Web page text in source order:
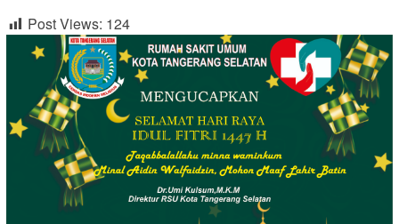
Post Views: 124